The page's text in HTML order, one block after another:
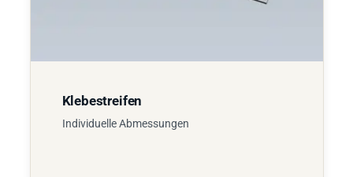
Klebestreifen
Individuelle Abmessungen